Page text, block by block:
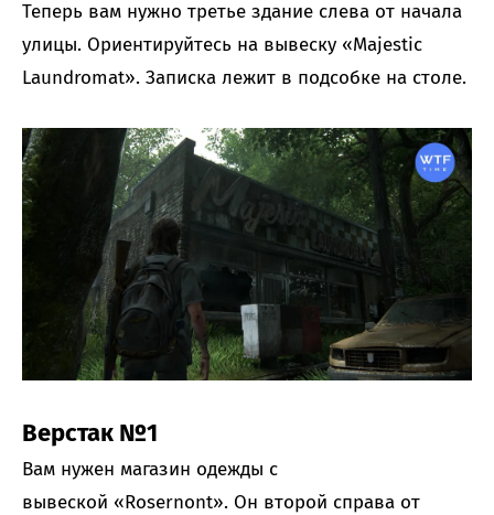
Теперь вам нужно третье здание слева от начала
улицы. Ориентируйтесь на вывеску «Majestic
Laundromat». Записка лежит в подсобке на столе.
Верстак №1
Вам нужен магазин одежды с
вывеской «Rosernont». Он второй справа от